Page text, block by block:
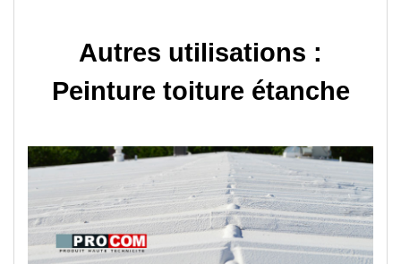
Autres utilisations :
Peinture toiture étanche